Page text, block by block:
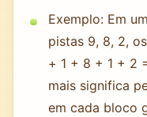
Exemplo: Em
pistas 9, 8, 2,
+ 1 + 8 + 1 + 2
mais significa
em cada bloco